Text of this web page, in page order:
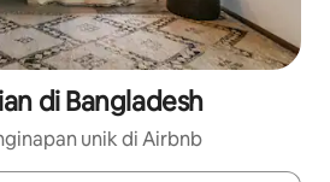
di Bangladesh
unik di Airbnb